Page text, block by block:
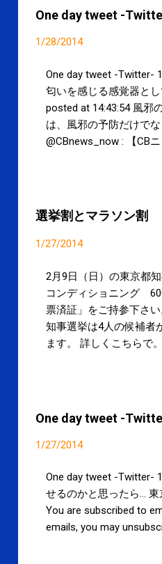
One day tweet -
1/28/2014
One day tweet -Twitter-
匂いを感じる感覚器と
posted at 14:43:54 風邪
は、風邪の予防だけで
@CBnews_now : 【CB
24 goo.gl/oJT0C2
20 West Kinzie, Chicago
選挙割とマラソン割
1/27/2014
2月9日（日）の東京都
コンディショニング 60
票済証」をご持参下さ
知事選挙は4人の候補者
ます。 詳しくこちらで
３年で１３０億円の税
応援します。 東京マラ
ります。 「選挙割」「
他の割引券・割引サー
One day tweet -
1/27/2014
One day tweet -Twitter-
せるのかと思ったら…
You are subscribed to
emails, you may